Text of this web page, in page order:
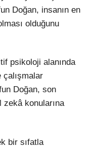
Doğan, insanın en
olduğunu
psikoloji alanında
Doğan, son
konularına
bir sıfatla